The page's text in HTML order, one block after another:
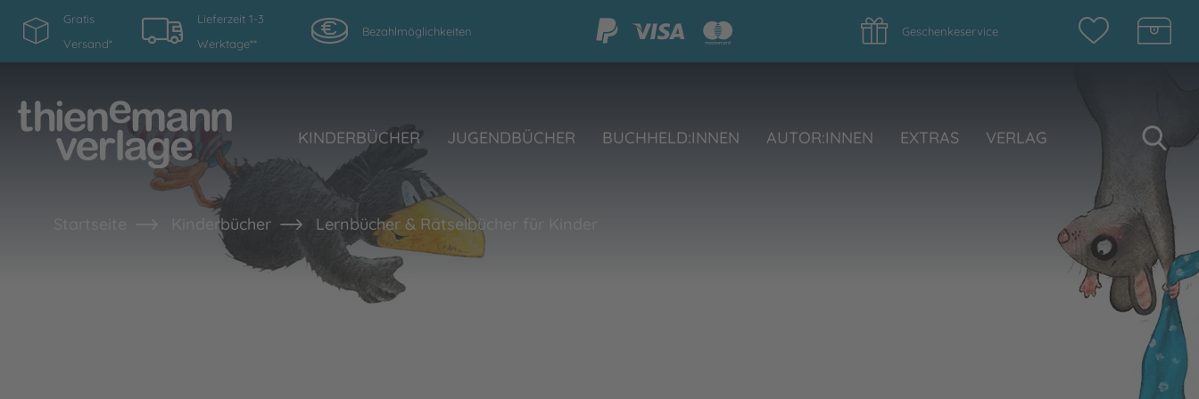
Gratis
Versand*
Lieferzeit 1-3
Werktage**
Bezahlmöglichkeiten Geschenkeservice
KINDERBÜCHER JUGENDBÜCHER BUCHHELD:INNEN AUTOR:INNEN EXTRAS VERLAG
Kinderbücher Lernbücher & Rätselbücher für Kinder